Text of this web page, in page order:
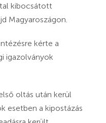
kibocsátott
Magyaroszágon.
kérte a
igazolványok
oltás után kerül
esetben a kipostázás